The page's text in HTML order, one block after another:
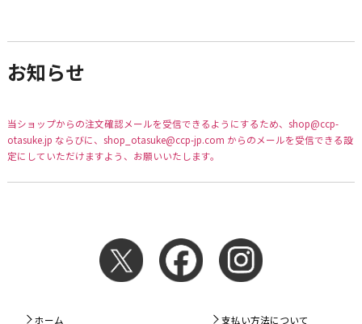
お知らせ
当ショップからの注文確認メールを受信できるようにするため、shop@ccp-
otasuke.jp ならびに、shop_otasuke@ccp-jp.com からのメールを受信できる設
定にしていただけますよう、お願いいたします。
ホーム 支払い方法について